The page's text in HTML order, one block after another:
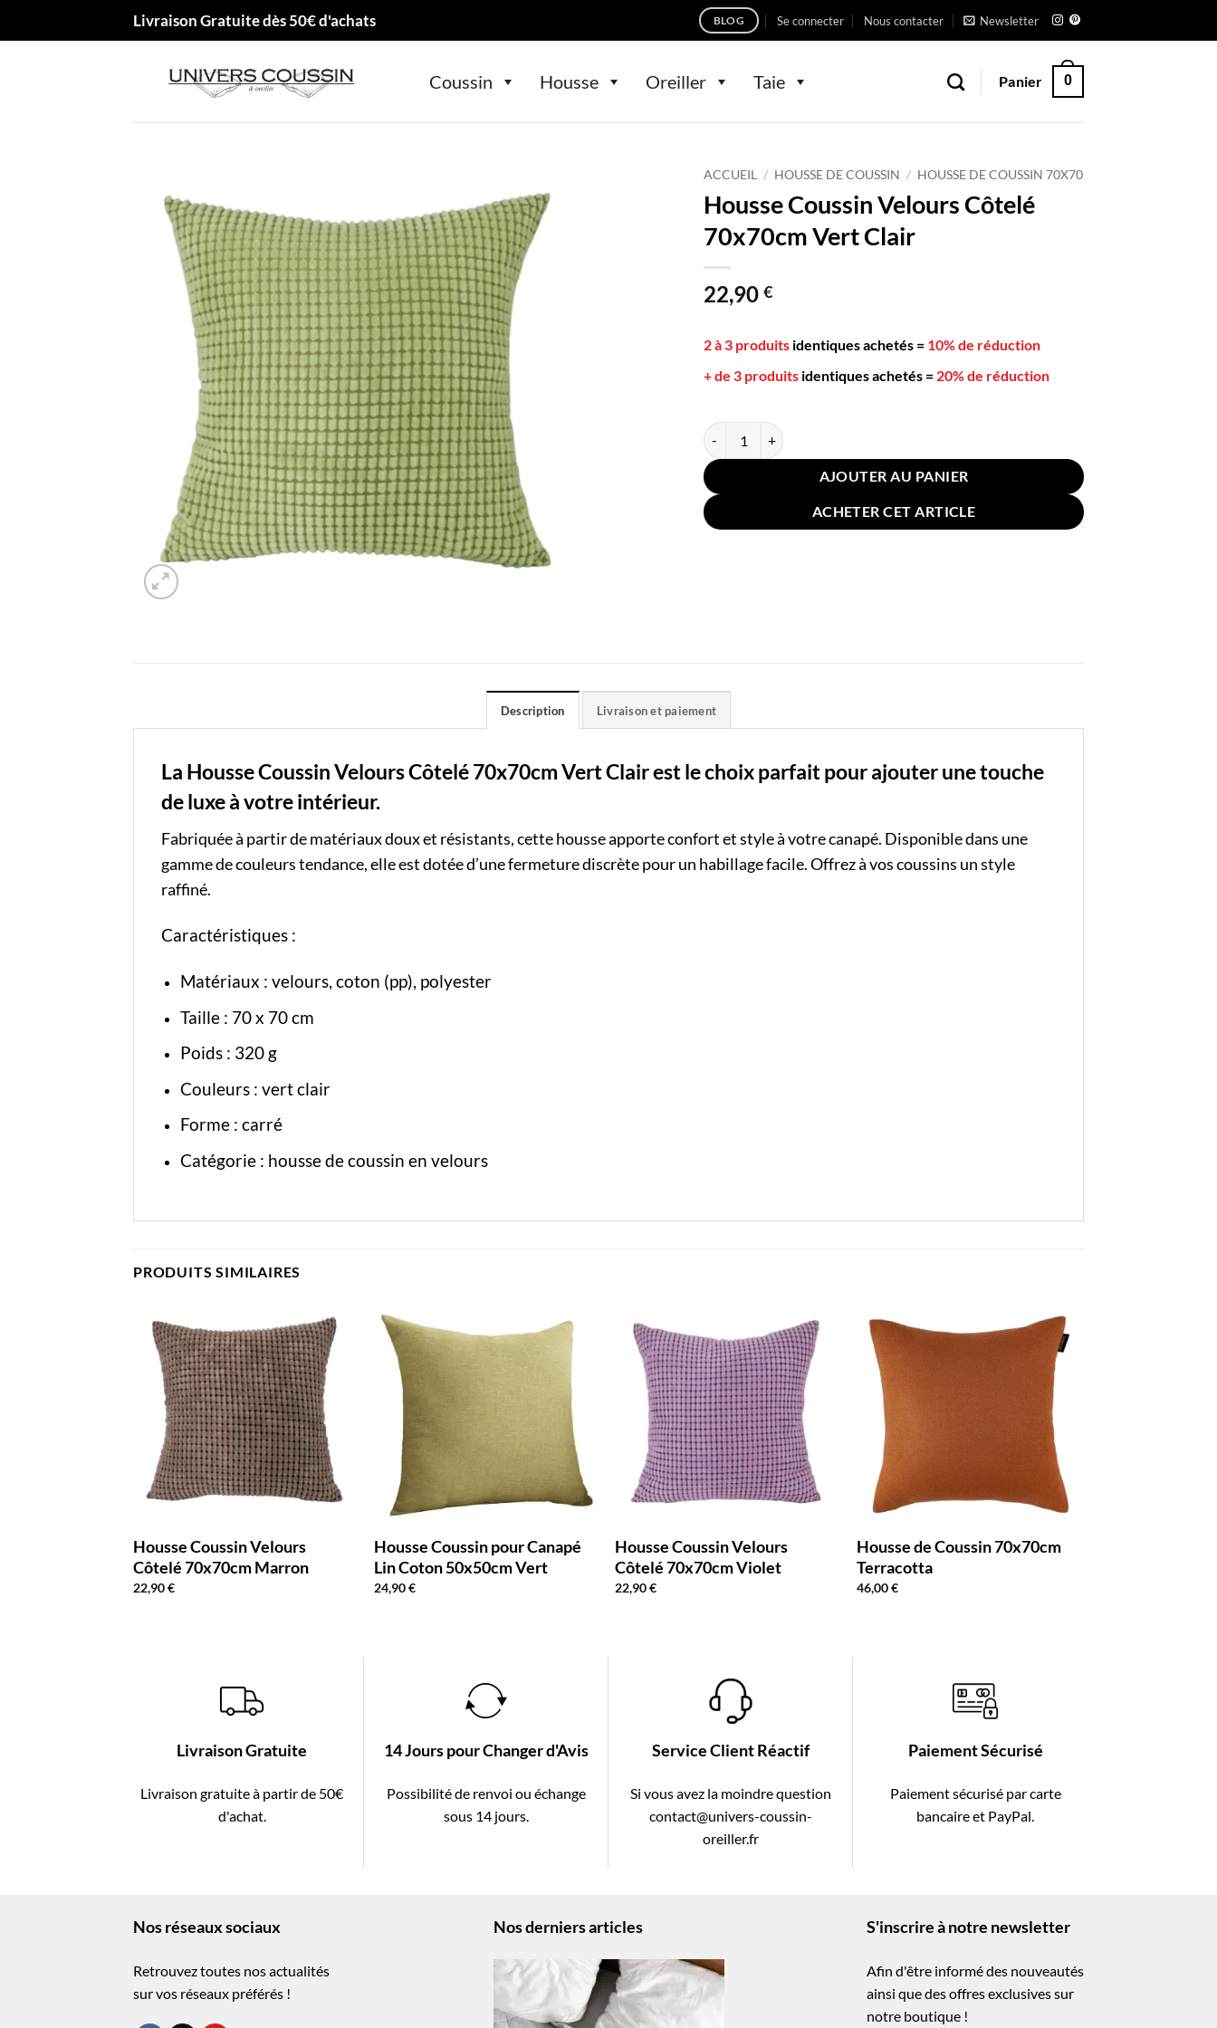
Livraison Gratuite dès 50€ d'achats BLOG Se connecter Nous contacter Newsletter
Coussin Housse Oreiller Taie Panier 0
ACCUEIL / HOUSSE DE COUSSIN / HOUSSE DE COUSSIN 70X70
Housse Coussin Velours Côtelé
70x70cm Vert Clair
22,90 €
2 à 3 produits identiques achetés = 10% de réduction
+ de 3 produits identiques achetés = 20% de réduction
quantité de Housse Coussin Velours Côtelé 70x70cm Vert Clair
AJOUTER AU PANIER
ACHETER CET ARTICLE
Description Livraison et paiement
La Housse Coussin Velours Côtelé 70x70cm Vert Clair est le choix parfait pour ajouter une touche
de luxe à votre intérieur.
Fabriquée à partir de matériaux doux et résistants, cette housse apporte confort et style à votre canapé. Disponible dans une
gamme de couleurs tendance, elle est dotée d’une fermeture discrète pour un habillage facile. Offrez à vos coussins un style
raffiné.
Caractéristiques :
Matériaux : velours, coton (pp), polyester
Taille : 70 x 70 cm
Poids : 320 g
Couleurs : vert clair
Forme : carré
Catégorie : housse de coussin en velours
PRODUITS SIMILAIRES
Housse Coussin Velours
Côtelé 70x70cm Marron
22,90€
Housse Coussin pour Canapé
Lin Coton 50x50cm Vert
24,90€
Housse Coussin Velours
Côtelé 70x70cm Violet
22,90€
Housse de Coussin 70x70cm
Terracotta
46,00€
Livraison Gratuite
Livraison gratuite à partir de 50€
d'achat.
14 Jours pour Changer d'Avis
Possibilité de renvoi ou échange
sous 14 jours.
Service Client Réactif
Si vous avez la moindre question
contact@univers-coussin-
oreiller.fr
Paiement Sécurisé
Paiement sécurisé par carte
bancaire et PayPal.
Nos réseaux sociaux
Retrouvez toutes nos actualités
sur vos réseaux préférés !
Nos derniers articles S'inscrire à notre newsletter
Afin d'être informé des nouveautés
ainsi que des offres exclusives sur
notre boutique !